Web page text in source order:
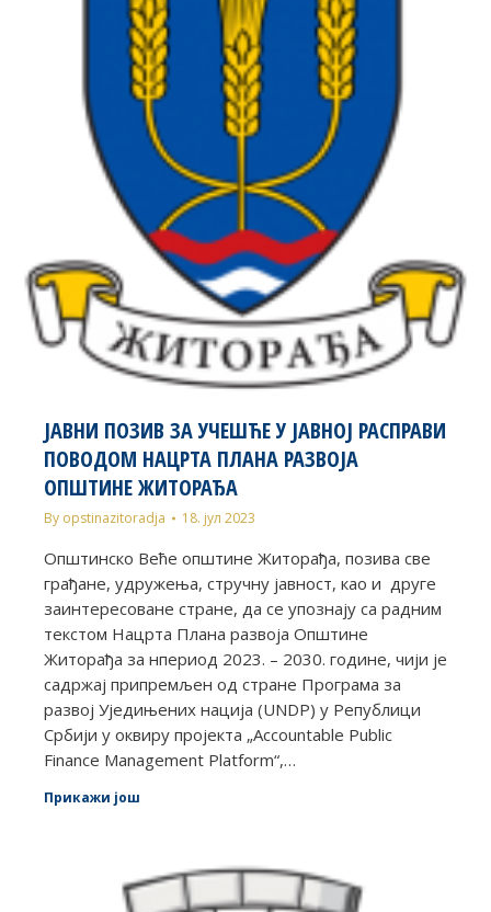
ЈАВНИ ПОЗИВ ЗА УЧЕШЋЕ У ЈАВНОЈ РАСПРАВИ
ПОВОДОМ НАЦРТА ПЛАНА РАЗВОЈА
ОПШТИНЕ ЖИТОРАЂА
By opstinazitoradja 18. јул 2023
Општинско Веће општине Житорађа, позива све
грађане, удружења, стручну јавност, као и друге
заинтересоване стране, да се упознају са радним
текстом Нацрта Плана развоја Општине
Житорађа за нпериод 2023. – 2030. године, чији је
садржај припремљен од стране Програма за
развој Уједињених нација (UNDP) у Републици
Србији у оквиру пројекта „Accountable Public
Finance Management Platform“,…
Прикажи још